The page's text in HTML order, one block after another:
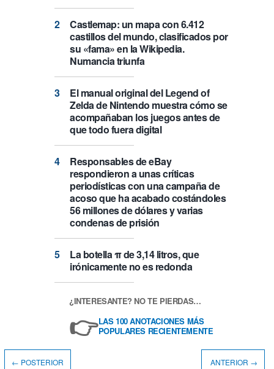
Castlemap: un mapa con 6.412
castillos del mundo, clasificados por
su «fama» en la Wikipedia.
Numancia triunfa
El manual original del Legend of
Zelda de Nintendo muestra cómo se
acompañaban los juegos antes de
que todo fuera digital
Responsables de eBay
respondieron a unas críticas
periodísticas con una campaña de
acoso que ha acabado costándoles
56 millones de dólares y varias
condenas de prisión
La botella π de 3,14 litros, que
irónicamente no es redonda
¿INTERESANTE? NO TE PIERDAS…
👉LAS 100 ANOTACIONES MÁS
POPULARES RECIENTEMENTE
← POSTERIOR ANTERIOR →